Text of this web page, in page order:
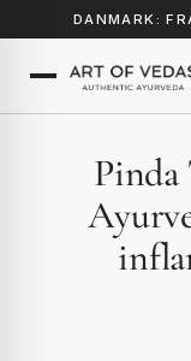
DANMARK:
Pinda